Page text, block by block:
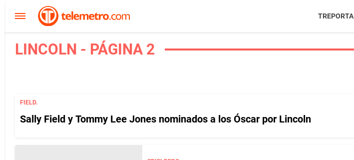
TREPORTA
LINCOLN - PÁGINA 2
FIELD.
Sally Field y Tommy Lee Jones nominados a los Óscar por Lincoln